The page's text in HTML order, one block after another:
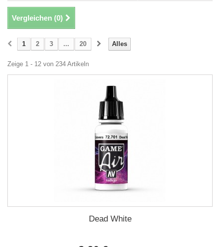
Vergleichen (0)
Alles
1 2 3 ... 20
Zeige 1 - 12 von 234 Artikeln
Dead White